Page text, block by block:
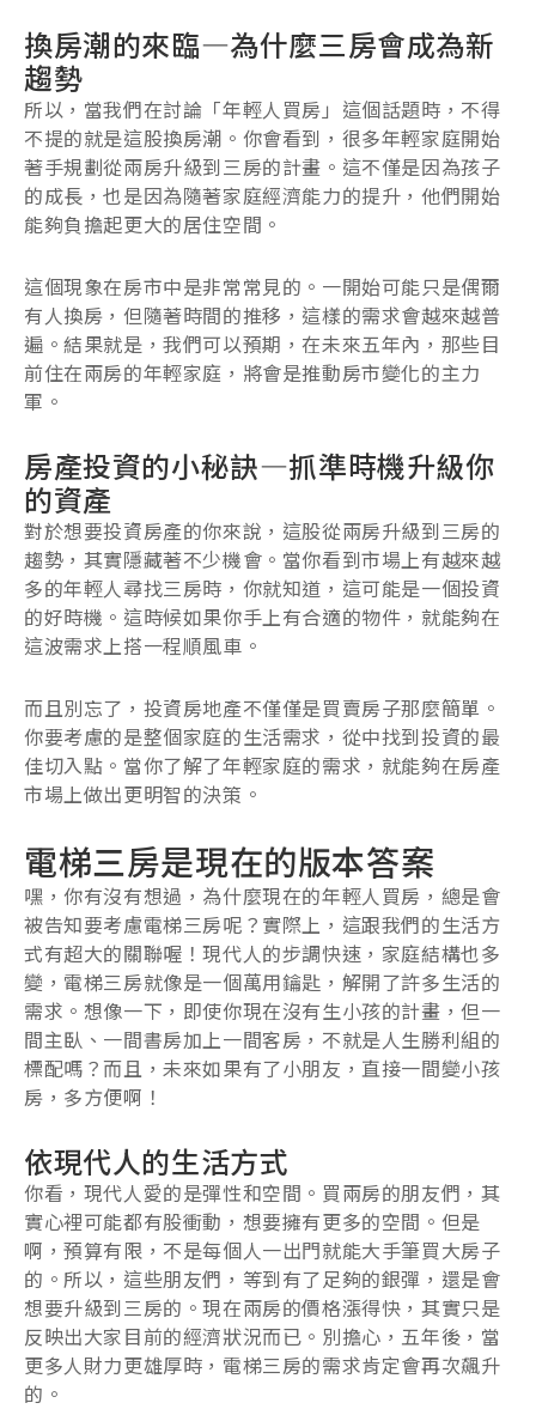
換房潮的來臨—為什麼三房會成為新
趨勢
所以，當我們在討論「年輕人買房」這個話題時，不得
不提的就是這股換房潮。你會看到，很多年輕家庭開始
著手規劃從兩房升級到三房的計畫。這不僅是因為孩子
的成長，也是因為隨著家庭經濟能力的提升，他們開始
能夠負擔起更大的居住空間。
這個現象在房市中是非常常見的。一開始可能只是偶爾
有人換房，但隨著時間的推移，這樣的需求會越來越普
遍。結果就是，我們可以預期，在未來五年內，那些目
前住在兩房的年輕家庭，將會是推動房市變化的主力
軍。
房產投資的小秘訣—抓準時機升級你
的資產
對於想要投資房產的你來說，這股從兩房升級到三房的
趨勢，其實隱藏著不少機會。當你看到市場上有越來越
多的年輕人尋找三房時，你就知道，這可能是一個投資
的好時機。這時候如果你手上有合適的物件，就能夠在
這波需求上搭一程順風車。
而且別忘了，投資房地產不僅僅是買賣房子那麼簡單。
你要考慮的是整個家庭的生活需求，從中找到投資的最
佳切入點。當你了解了年輕家庭的需求，就能夠在房產
市場上做出更明智的決策。
電梯三房是現在的版本答案
嘿，你有沒有想過，為什麼現在的年輕人買房，總是會
被告知要考慮電梯三房呢？實際上，這跟我們的生活方
式有超大的關聯喔！現代人的步調快速，家庭結構也多
變，電梯三房就像是一個萬用鑰匙，解開了許多生活的
需求。想像一下，即使你現在沒有生小孩的計畫，但一
間主臥、一間書房加上一間客房，不就是人生勝利組的
標配嗎？而且，未來如果有了小朋友，直接一間變小孩
房，多方便啊！
依現代人的生活方式
你看，現代人愛的是彈性和空間。買兩房的朋友們，其
實心裡可能都有股衝動，想要擁有更多的空間。但是
啊，預算有限，不是每個人一出門就能大手筆買大房子
的。所以，這些朋友們，等到有了足夠的銀彈，還是會
想要升級到三房的。現在兩房的價格漲得快，其實只是
反映出大家目前的經濟狀況而已。別擔心，五年後，當
更多人財力更雄厚時，電梯三房的需求肯定會再次飆升
的。